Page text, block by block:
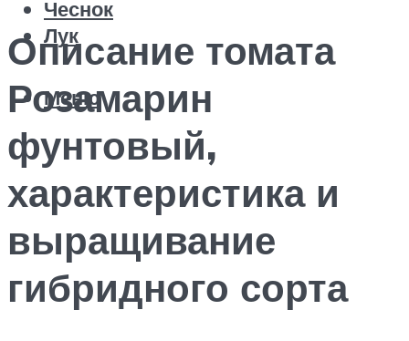
Чеснок
Лук
Меню
Описание томата
Розамарин
фунтовый,
характеристика и
выращивание
гибридного сорта